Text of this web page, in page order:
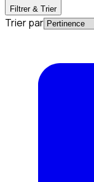
Filtrer & Trier
Trier par